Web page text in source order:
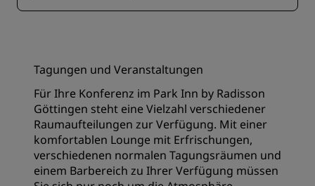
Tagungen und Veranstaltungen
Für Ihre Konferenz im Park Inn by Radisson
Göttingen steht eine Vielzahl verschiedener
Raumaufteilungen zur Verfügung. Mit einer
komfortablen Lounge mit Erfrischungen,
verschiedenen normalen Tagungsräumen und
einem Barbereich zu Ihrer Verfügung müssen